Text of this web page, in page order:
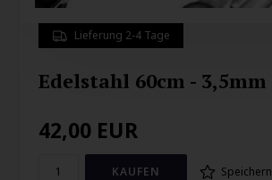
Lieferung 2-4 Tage
Edelstahl 60cm - 3,5mm
42,00 EUR
Speichern